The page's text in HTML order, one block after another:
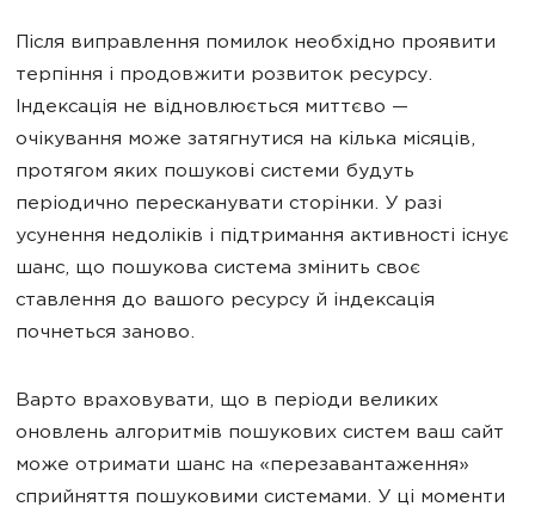
Після виправлення помилок необхідно проявити
терпіння і продовжити розвиток ресурсу.
Індексація не відновлюється миттєво —
очікування може затягнутися на кілька місяців,
протягом яких пошукові системи будуть
періодично пересканувати сторінки. У разі
усунення недоліків і підтримання активності існує
шанс, що пошукова система змінить своє
ставлення до вашого ресурсу й індексація
почнеться заново.
Варто враховувати, що в періоди великих
оновлень алгоритмів пошукових систем ваш сайт
може отримати шанс на «перезавантаження»
сприйняття пошуковими системами. У ці моменти